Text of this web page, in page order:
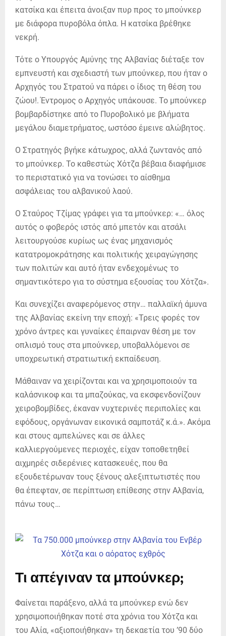
κατσίκα και έπειτα άνοιξαν πυρ προς το μπούνκερ
με διάφορα πυροβόλα όπλα. Η κατσίκα βρέθηκε
νεκρή.
Τότε ο Υπουργός Αμύνης της Αλβανίας διέταξε τον
εμπνευστή και σχεδιαστή των μπούνκερ, που ήταν ο
Αρχηγός του Στρατού να πάρει ο ίδιος τη θέση του
ζώου!. Έντρομος ο Αρχηγός υπάκουσε. Το μπούνκερ
βομβαρδίστηκε από το Πυροβολικό με βλήματα
μεγάλου διαμετρήματος, ωστόσο έμεινε αλώβητος.
Ο Στρατηγός βγήκε κάτωχρος, αλλά ζωντανός από
το μπούνκερ. Το καθεστώς Χότζα βέβαια διαφήμισε
το περιστατικό για να τονώσει το αίσθημα
ασφάλειας του αλβανικού λαού.
Ο Σταύρος Τζίμας γράφει για τα μπούνκερ: «… όλος
αυτός ο φοβερός ιστός από μπετόν και ατσάλι
λειτουργούσε κυρίως ως ένας μηχανισμός
κατατρομοκράτησης και πολιτικής χειραγώγησης
των πολιτών και αυτό ήταν ενδεχομένως το
σημαντικότερο για το σύστημα εξουσίας του Χότζα».
Και συνεχίζει αναφερόμενος στην… παλλαϊκή άμυνα
της Αλβανίας εκείνη την εποχή: «Τρεις φορές τον
χρόνο άντρες και γυναίκες έπαιρναν θέση με τον
οπλισμό τους στα μπούνκερ, υποβαλλόμενοι σε
υποχρεωτική στρατιωτική εκπαίδευση.
Μάθαιναν να χειρίζονται και να χρησιμοποιούν τα
καλάσνικοφ και τα μπαζούκας, να εκσφενδονίζουν
χειροβομβίδες, έκαναν νυχτερινές περιπολίες και
εφόδους, οργάνωναν εικονικά σαμποτάζ κ.ά.». Ακόμα
και στους αμπελώνες και σε άλλες
καλλιεργούμενες περιοχές, είχαν τοποθετηθεί
αιχμηρές σιδερένιες κατασκευές, που θα
εξουδετέρωναν τους ξένους αλεξιπτωτιστές που
θα έπεφταν, σε περίπτωση επίθεσης στην Αλβανία,
πάνω τους…
Τι απέγιναν τα μπούνκερ;
Φαίνεται παράξενο, αλλά τα μπούνκερ ενώ δεν
χρησιμοποιήθηκαν ποτέ στα χρόνια του Χότζα και
του Αλία, «αξιοποιήθηκαν» τη δεκαετία του ’90 δύο